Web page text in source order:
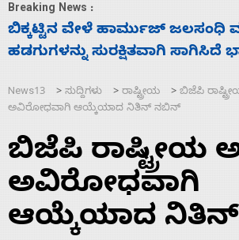
Breaking News :
ನಾಗೇಂದ್ರ ರಾಜೀನಾಮೆ ಕೊಡದಿದ್ದರೆ
ಬಿಡೆವು: ಛಲವಾದಿ ನಾರಾಯಣಸ್ವಾಮಿ
News13 > ಸುದ್ದಿಗಳು > ರಾಷ್ಟ್ರೀಯ > ಬಿಜೆಪಿ
ಅವಿರೋಧವಾಗಿ ಆಯ್ಕೆಯಾದ ನಿತಿನ್ ನಬಿನ್
ಬಿಜೆಪಿ ರಾಷ್ಟ್ರೀಯ
ಅವಿರೋಧವಾಗಿ
ಆಯ್ಕೆಯಾದ